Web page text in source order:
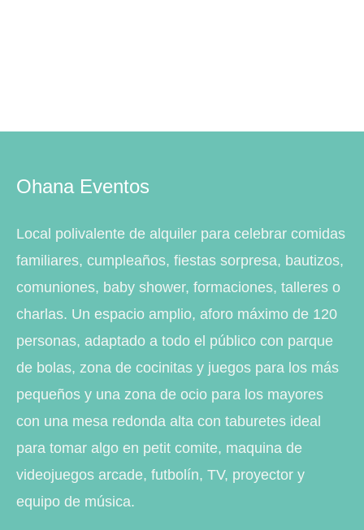
Ohana Eventos
Local polivalente de alquiler para celebrar comidas
familiares, cumpleaños, fiestas sorpresa, bautizos,
comuniones, baby shower, formaciones, talleres o
charlas. Un espacio amplio, aforo máximo de 120
personas, adaptado a todo el público con parque
de bolas, zona de cocinitas y juegos para los más
pequeños y una zona de ocio para los mayores
con una mesa redonda alta con taburetes ideal
para tomar algo en petit comite, maquina de
videojuegos arcade, futbolín, TV, proyector y
equipo de música.